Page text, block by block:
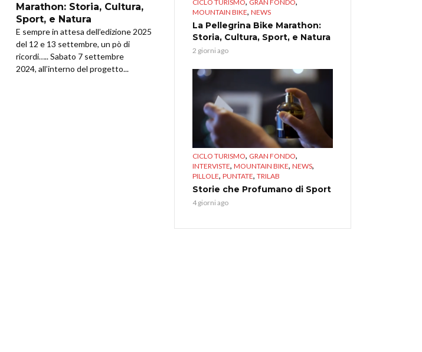
Marathon: Storia, Cultura,
Sport, e Natura
E sempre in attesa dell’edizione 2025
del 12 e 13 settembre, un pò di
ricordi….. Sabato 7 settembre
2024, all’interno del progetto...
CICLO TURISMO GRAN FONDO
MOUNTAIN BIKE, NEWS
La Pellegrina Bike Marathon:
Storia, Cultura, Sport, e Natura
2 giorni ago
CICLO TURISMO, GRAN FONDO,
INTERVISTE, MOUNTAIN BIKE, NEWS,
PILLOLE, PUNTATE, TRILAB
Storie che Profumano di Sport
4 giorni ago